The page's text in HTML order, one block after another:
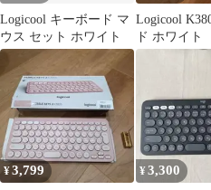
Logicool キーボード マ
ウス セット ホワイト
Logicool
ド ホワイト
¥3,799 ¥3,300